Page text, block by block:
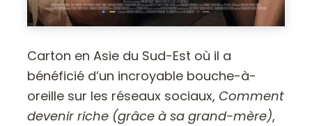
Carton en Asie du Sud-Est où il a
bénéficié d’un incroyable bouche-à-
oreille sur les réseaux sociaux, Comment
devenir riche (grâce à sa grand-mère),